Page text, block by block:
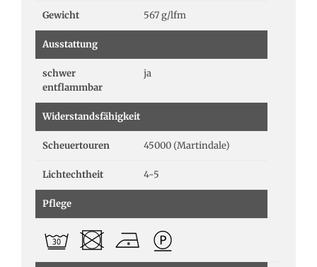
Gewicht 567 g/lfm
Ausstattung
schwer
entflammbar
ja
Widerstandsfähigkeit
Scheuertouren 45000 (Martindale)
Lichtechtheit 4-5
Pflege